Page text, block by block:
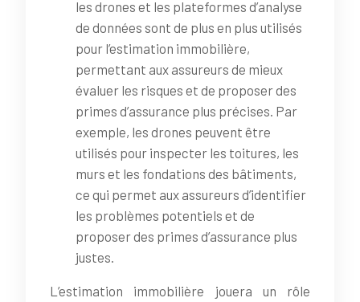
les drones et les plateformes d’analyse
de données sont de plus en plus utilisés
pour l’estimation immobilière,
permettant aux assureurs de mieux
évaluer les risques et de proposer des
primes d’assurance plus précises. Par
exemple, les drones peuvent être
utilisés pour inspecter les toitures, les
murs et les fondations des bâtiments,
ce qui permet aux assureurs d’identifier
les problèmes potentiels et de
proposer des primes d’assurance plus
justes.
L’estimation immobilière jouera un rôle